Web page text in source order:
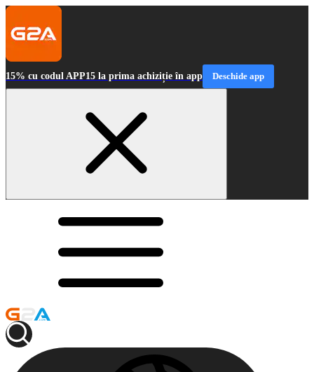
15% cu codul APP15 la prima achiziție în app Deschide app